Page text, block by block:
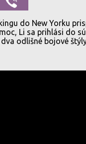
do New Yorku
Li sa prihlási do
odlišné bojové